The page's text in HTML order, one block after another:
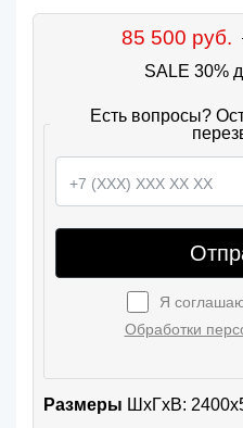
85 500 руб.
SALE 30%
Есть вопросы?
Я
Обработки
Размеры ШxГхВ: